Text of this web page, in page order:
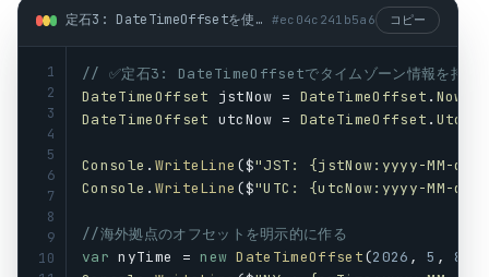
定石3: DateTimeOffsetを使うべき場面 (csharp) #ec04c241b5a6 コピー
1
2
3
4
5
6
7
8
9
10
// ✅定石3: DateTimeOffsetでタイムゾーン情報を持ち
DateTimeOffset
jstNow = DateTimeOffset . Now
DateTimeOffset utcNow = DateTimeOffset .
Console . WriteLine ($"JST: {jstNow:yyyy-MM-dd
Console . WriteLine ($"UTC: {utcNow:yyyy-MM-dd
//海外拠点のオフセットを明示的に作る
var nyTime = new DateTimeOffset(2026 , 5 , 8